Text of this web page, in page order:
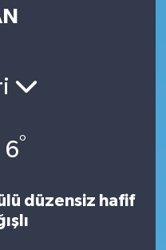
6°
düzensiz hafif